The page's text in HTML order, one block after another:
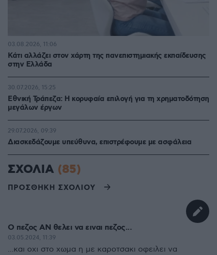
Κάτι αλλάζει στον χάρτη της πανεπιστημιακής εκπαίδευσης
στην Ελλάδα
03.08.2026, 11:06
Εθνική Τράπεζα: Η κορυφαία επιλογή για τη χρηματοδότηση
μεγάλων έργων
30.07.2026, 15:25
Διασκεδάζουμε υπεύθυνα, επιστρέφουμε με ασφάλεια
29.07.2026, 09:39
ΣΧΟΛΙΑ (85)
ΠΡΟΣΘΗΚΗ ΣΧΟΛΙΟΥ
Ο πεζος ΑΝ θελει να ειναι πεζος...
03.05.2024, 11:39
...και οχι στο χωμα η με καροτσακι οφειλει να